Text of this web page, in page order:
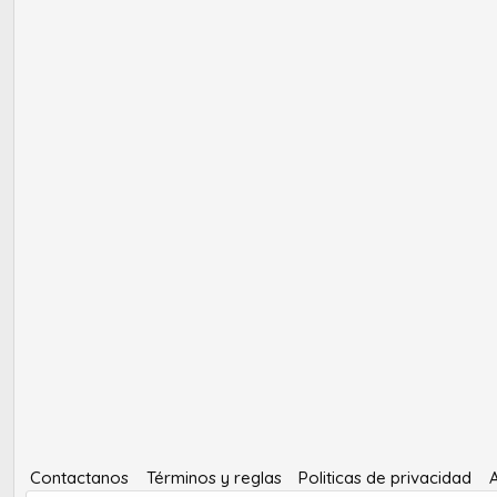
Contactanos Términos y reglas Politicas de privacidad